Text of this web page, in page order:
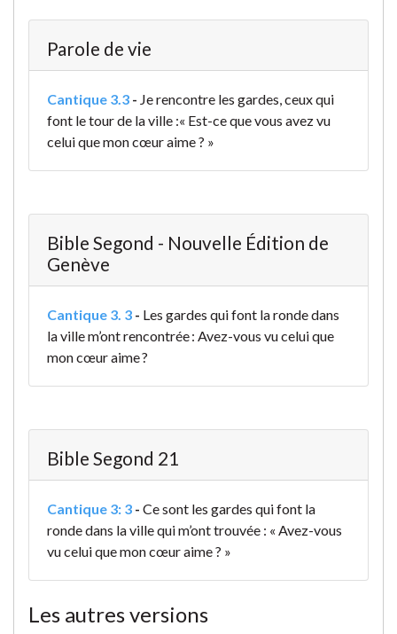
Parole de vie
Cantique 3.3 - Je rencontre les gardes,ceux qui
font le tour de la ville :« Est-ce que vous avez vu
celui que mon cœur aime ? »
Bible Segond - Nouvelle Édition de
Genève
Cantique 3. 3 - Les gardes qui font la ronde dans
la ville m’ont rencontrée : Avez-vous vu celui que
mon cœur aime ?
Bible Segond 21
Cantique 3: 3 - Ce sont les gardes qui font la
ronde dans la ville qui m’ont trouvée : « Avez-vous
vu celui que mon cœur aime ? »
Les autres versions